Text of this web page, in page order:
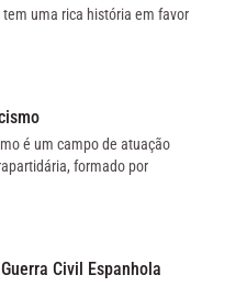
uma rica história em favor
é um campo de atuação
formado por
Civil Espanhola